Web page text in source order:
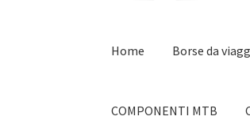
Home Borse da
COMPONENTI MTB